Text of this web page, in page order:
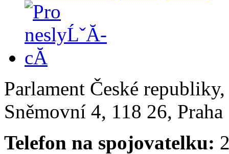
Parlament České
Sněmovní 4, 118 26,
Telefon na spojovatelku: